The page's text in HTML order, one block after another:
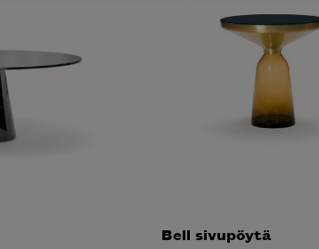
Bell sivupöytä